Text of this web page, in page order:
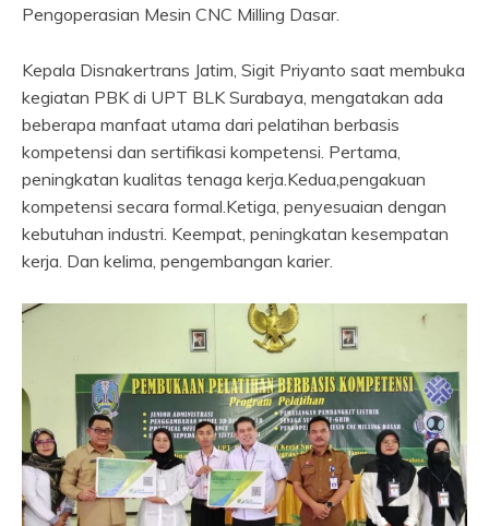
Pengoperasian Mesin CNC Milling Dasar.
Kepala Disnakertrans Jatim, Sigit Priyanto saat membuka
kegiatan PBK di UPT BLK Surabaya, mengatakan ada
beberapa manfaat utama dari pelatihan berbasis
kompetensi dan sertifikasi kompetensi. Pertama,
peningkatan kualitas tenaga kerja.Kedua,pengakuan
kompetensi secara formal.Ketiga, penyesuaian dengan
kebutuhan industri. Keempat, peningkatan kesempatan
kerja. Dan kelima, pengembangan karier.